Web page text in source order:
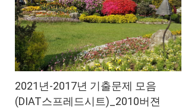
2021년-2017년 기출문제 모음
(DIAT스프레드시트)_2010버젼